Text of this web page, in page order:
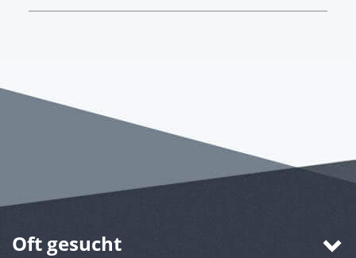
Oft gesucht